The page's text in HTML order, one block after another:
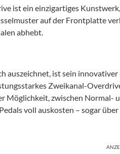
ist ein einzigartiges
auf der Frontplatte
abhebt.
auszeichnet, ist sein
Zweikanal-
Möglichkeit, zwischen Normal-
voll auskosten – sogar